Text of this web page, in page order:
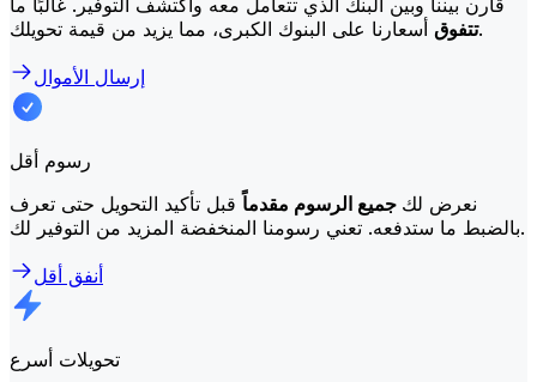
تتفوقأسعارنا على البنوك الكبرى، مما يزيد من قيمة تحويلك.
إرسال الأموال
رسوم أقل
نعرض لك جميع الرسوم مقدماًقبل تأكيد التحويل حتى تعرف
بالضبط ما ستدفعه. تعني رسومنا المنخفضة المزيد من التوفير لك.
أنفق أقل
تحويلات أسرع